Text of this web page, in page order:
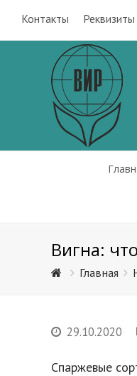
Контакты Реквизиты
Вигна:
Главная
29.10.2020
Спаржевые